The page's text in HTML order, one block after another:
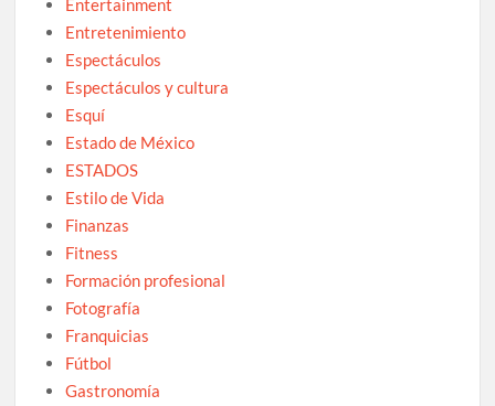
Entertainment
Entretenimiento
Espectáculos
Espectáculos y cultura
Esquí
Estado de México
ESTADOS
Estilo de Vida
Finanzas
Fitness
Formación profesional
Fotografía
Franquicias
Fútbol
Gastronomía